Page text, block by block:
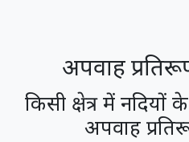
अपवाह
किसी क्षेत्र में नदियों
अपवाह